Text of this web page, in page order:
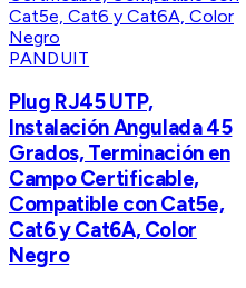
PANDUIT
Plug RJ45 UTP,
Instalación Angulada 45
Grados, Terminación en
Campo Certificable,
Compatible con Cat5e,
Cat6 y Cat6A, Color
Negro